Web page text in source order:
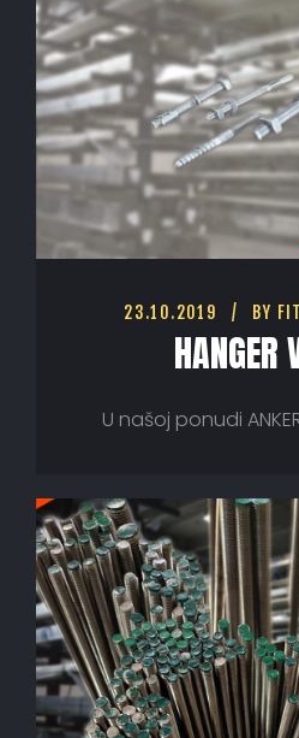
23.10.2019 BY FIT
HANGER
U našoj ponudi